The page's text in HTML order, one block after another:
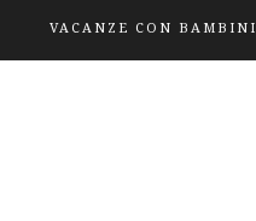
VACANZE CON BAMBINI